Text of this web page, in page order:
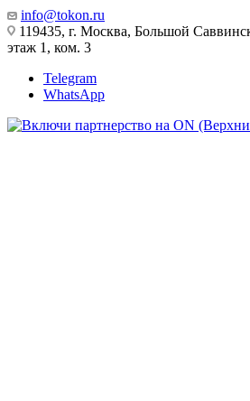
info@tokon.ru
119435, г. Москва, Большой
этаж 1, ком. 3
Telegram
WhatsApp